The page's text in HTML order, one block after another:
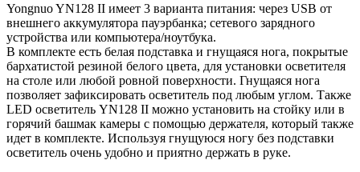
Yongnuo YN128 II имеет 3 варианта питания: через USB от
внешнего аккумулятора пауэрбанка; сетевого зарядного
устройства или компьютера/ноутбука.
В комплекте есть белая подставка и гнущаяся нога, покрытые
бархатистой резиной белого цвета, для установки осветителя
на столе или любой ровной поверхности. Гнущаяся нога
позволяет зафиксировать осветитель под любым углом. Также
LED осветитель YN128 II можно установить на стойку или в
горячий башмак камеры с помощью держателя, который также
идет в комплекте. Используя гнущуюся ногу без подставки
осветитель очень удобно и приятно держать в руке.